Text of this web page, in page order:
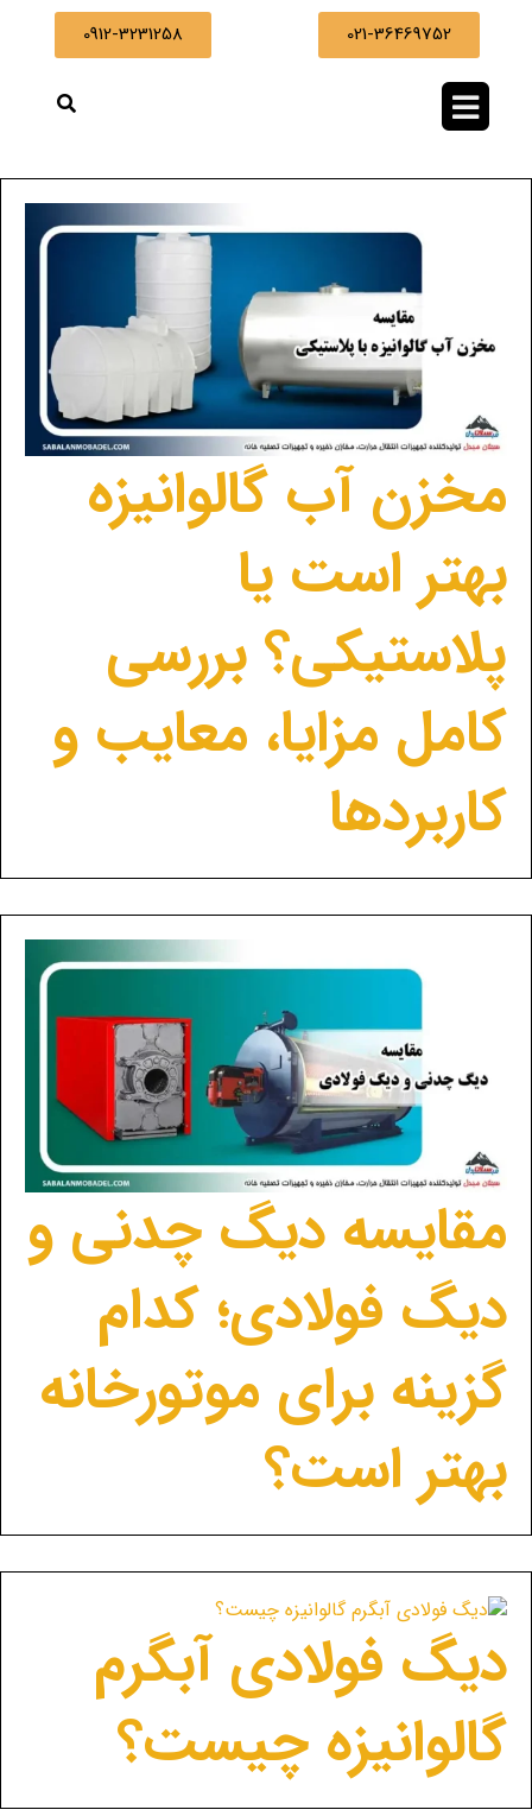
021-36469752
0912-3231258
مخزن آب گالوانیزه
بهتر است یا
پلاستیکی؟ بررسی
کامل مزایا، معایب و
کاربردها
مقایسه دیگ چدنی و
دیگ فولادی؛ کدام
گزینه برای موتورخانه
بهتر است؟
دیگ فولادی آبگرم
گالوانیزه چیست؟